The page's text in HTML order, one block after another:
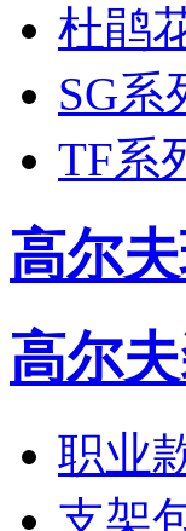
杜鹃
SG系
TF系
高尔
高尔
职业
支架